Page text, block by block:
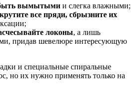
вымытыми и слегка влажными;
все пряди, сбрызните их
локоны, а лишь
придав шевелюре интересующую
и специальные спиральные
но их нужно применять только на